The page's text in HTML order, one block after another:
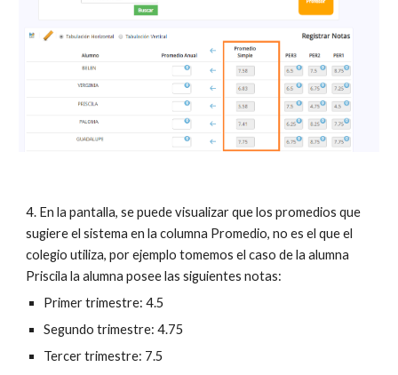
4. En la pantalla, se puede visualizar que los promedios que
sugiere el sistema en la columna Promedio, no es el que el
colegio utiliza, por ejemplo tomemos el caso de la alumna
Priscila la alumna posee las siguientes notas:
Primer trimestre: 4.5
Segundo trimestre: 4.75
Tercer trimestre: 7.5